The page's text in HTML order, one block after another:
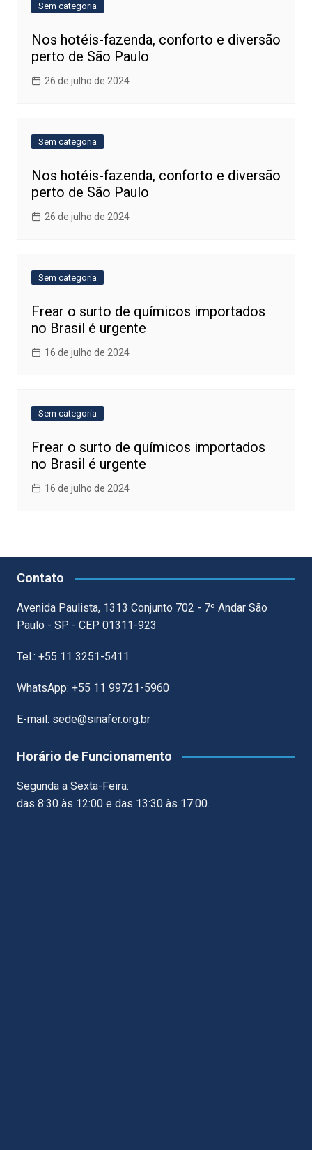
Sem categoria
Nos hotéis-fazenda, conforto e diversão
perto de São Paulo
26 de julho de 2024
Sem categoria
Nos hotéis-fazenda, conforto e diversão
perto de São Paulo
26 de julho de 2024
Sem categoria
Frear o surto de químicos importados
no Brasil é urgente
16 de julho de 2024
Sem categoria
Frear o surto de químicos importados
no Brasil é urgente
16 de julho de 2024
Contato
Avenida Paulista, 1313 Conjunto 702 - 7º Andar São
Paulo - SP - CEP 01311-923
Tel.: +55 11 3251-5411
WhatsApp: +55 11 99721-5960
E-mail: sede@sinafer.org.br
Horário de Funcionamento
Segunda a Sexta-Feira:
das 8:30 às 12:00 e das 13:30 às 17:00.